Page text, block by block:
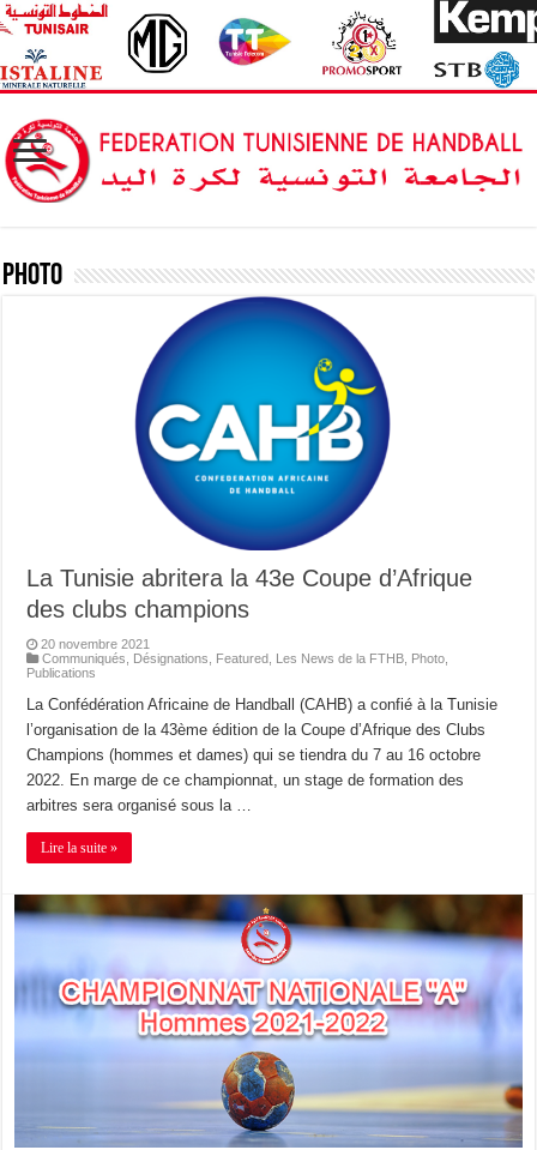
Photo
La Tunisie abritera la 43e Coupe d’Afrique
des clubs champions
20 novembre 2021
Communiqués
Désignations Featured Les News de la FTHB Photo
Publications
La Confédération Africaine de Handball (CAHB) a confié à la Tunisie
l’organisation de la 43ème édition de la Coupe d’Afrique des Clubs
Champions (hommes et dames) qui se tiendra du 7 au 16 octobre
2022. En marge de ce championnat, un stage de formation des
arbitres sera organisé sous la …
Lire la suite »